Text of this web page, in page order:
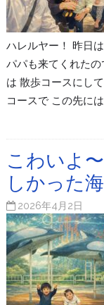
ハレルヤー！ 昨日
パパも来てくれた
は 散歩コースにし
コースで この先に
こわいよ
しかった海
2026年4月2日